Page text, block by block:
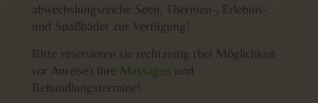
abwechslungsreiche Seen, Thermen-, Erlebnis-
und Spaßbäder zur Verfügung!
Bitte reservieren sie rechtzeitig (bei Möglichkeit
vor Anreise) Ihre Massagen und
Behandlungstermine!